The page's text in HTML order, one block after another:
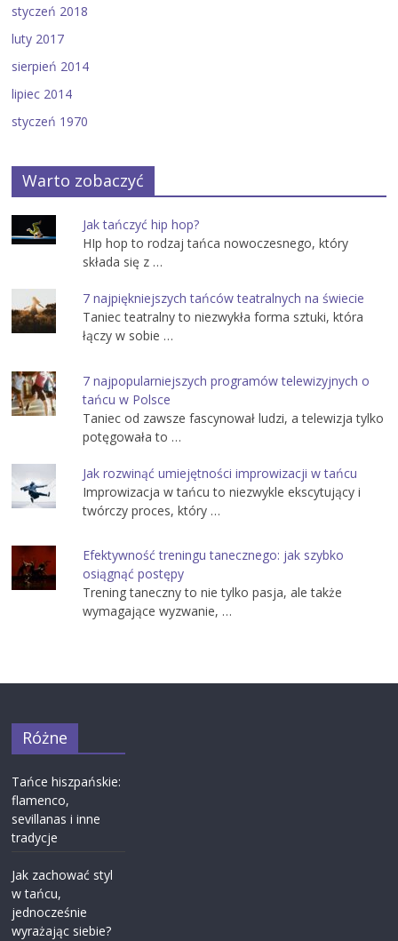
styczeń 2018
luty 2017
sierpień 2014
lipiec 2014
styczeń 1970
Warto zobaczyć
Jak tańczyć hip hop?
HIp hop to rodzaj tańca nowoczesnego, który
składa się z …
7 najpiękniejszych tańców teatralnych na świecie
Taniec teatralny to niezwykła forma sztuki, która
łączy w sobie …
7 najpopularniejszych programów telewizyjnych o
tańcu w Polsce
Taniec od zawsze fascynował ludzi, a telewizja tylko
potęgowała to …
Jak rozwinąć umiejętności improwizacji w tańcu
Improwizacja w tańcu to niezwykle ekscytujący i
twórczy proces, który …
Efektywność treningu tanecznego: jak szybko
osiągnąć postępy
Trening taneczny to nie tylko pasja, ale także
wymagające wyzwanie, …
Różne
Tańce hiszpańskie:
flamenco,
sevillanas i inne
tradycje
Jak zachować styl
w tańcu,
jednocześnie
wyrażając siebie?